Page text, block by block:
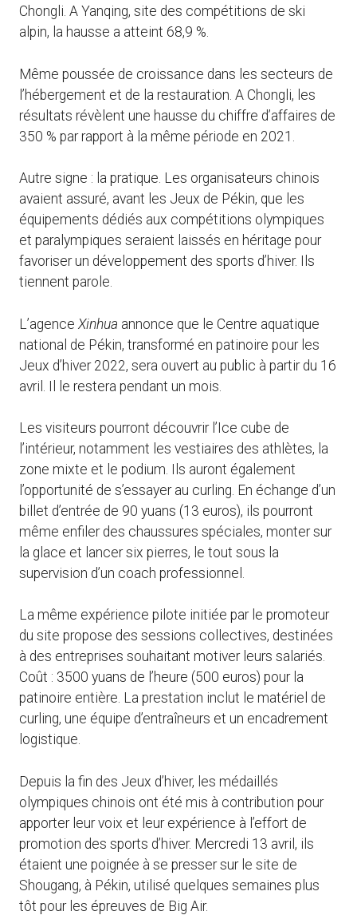
Chongli. A Yanqing, site des compétitions de ski
alpin, la hausse a atteint 68,9 %.
Même poussée de croissance dans les secteurs de
l’hébergement et de la restauration. A Chongli, les
résultats révèlent une hausse du chiffre d’affaires de
350 % par rapport à la même période en 2021.
Autre signe : la pratique. Les organisateurs chinois
avaient assuré, avant les Jeux de Pékin, que les
équipements dédiés aux compétitions olympiques
et paralympiques seraient laissés en héritage pour
favoriser un développement des sports d’hiver. Ils
tiennent parole.
L’agence Xinhua annonce que le Centre aquatique
national de Pékin, transformé en patinoire pour les
Jeux d’hiver 2022, sera ouvert au public à partir du 16
avril. Il le restera pendant un mois.
Les visiteurs pourront découvrir l’Ice cube de
l’intérieur, notamment les vestiaires des athlètes, la
zone mixte et le podium. Ils auront également
l’opportunité de s’essayer au curling. En échange d’un
billet d’entrée de 90 yuans (13 euros), ils pourront
même enfiler des chaussures spéciales, monter sur
la glace et lancer six pierres, le tout sous la
supervision d’un coach professionnel.
La même expérience pilote initiée par le promoteur
du site propose des sessions collectives, destinées
à des entreprises souhaitant motiver leurs salariés.
Coût : 3500 yuans de l’heure (500 euros) pour la
patinoire entière. La prestation inclut le matériel de
curling, une équipe d’entraîneurs et un encadrement
logistique.
Depuis la fin des Jeux d’hiver, les médaillés
olympiques chinois ont été mis à contribution pour
apporter leur voix et leur expérience à l’effort de
promotion des sports d’hiver. Mercredi 13 avril, ils
étaient une poignée à se presser sur le site de
Shougang, à Pékin, utilisé quelques semaines plus
tôt pour les épreuves de Big Air.